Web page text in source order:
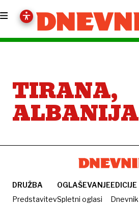
TIRANA,
ALBANIJA
DRUŽBA
Predstavitev
OGLAŠEVANJE
Spletni oglasi
EDICIJE
Dnevnik